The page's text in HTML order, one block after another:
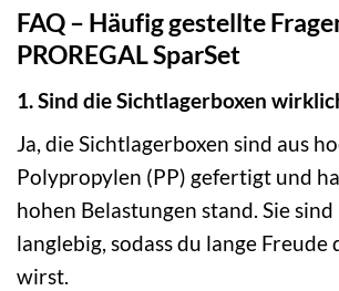
FAQ – Häufig gestellte
PROREGAL SparSet
1. Sind die Sichtlagerboxen
Ja, die Sichtlagerboxen sind aus
Polypropylen (PP) gefertigt und
hohen Belastungen stand. Sie
langlebig, sodass du lange Freude
wirst.